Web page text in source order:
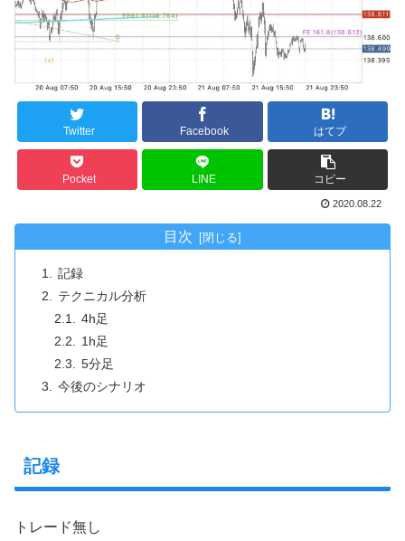
Twitter Facebook はてブ
Pocket LINE コピー
2020.08.22
目次
記録
テクニカル分析
4h足
1h足
5分足
今後のシナリオ
記録
トレード無し